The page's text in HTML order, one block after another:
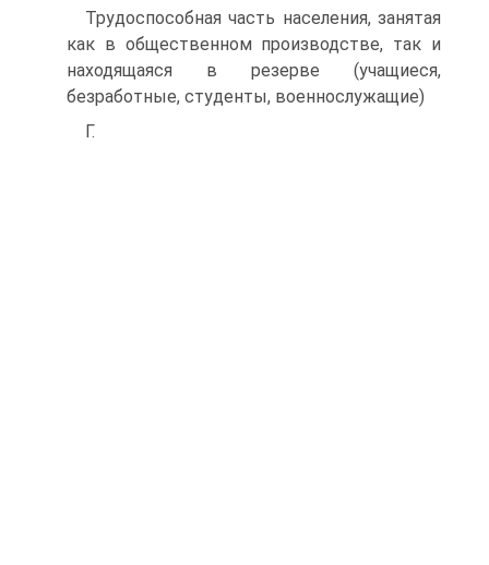
Трудоспособная часть населения, занятая
как в общественном производстве, так и
находящаяся в резерве (учащиеся,
безработные, студенты, военнослужащие)
Г.